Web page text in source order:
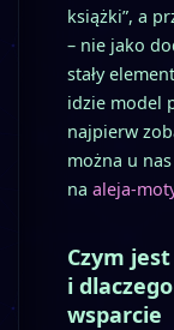
książki”, a
– nie jako
stały
idzie model
najpierw
można u
na aleja-
Czym
i
wsparcie